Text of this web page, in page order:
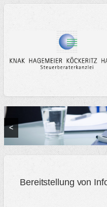
<
Bereitstellung von